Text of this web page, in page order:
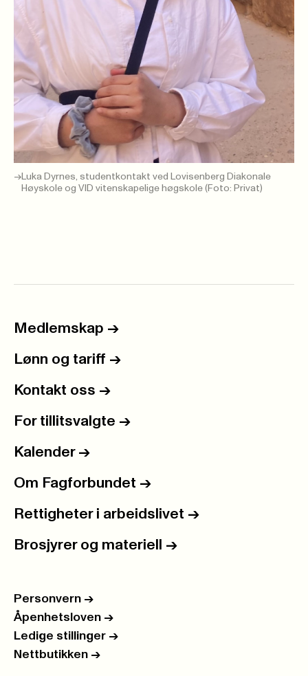
Luka Dyrnes, studentkontakt ved Lovisenberg Diakonale
Høyskole og VID vitenskapelige høgskole (Foto: Privat)
Medlemskap ->
Lønn og tariff ->
Kontakt oss ->
For tillitsvalgte ->
Kalender ->
Om Fagforbundet ->
Rettigheter i arbeidslivet ->
Brosjyrer og materiell ->
Personvern ->
Åpenhetsloven ->
Ledige stillinger ->
Nettbutikken ->